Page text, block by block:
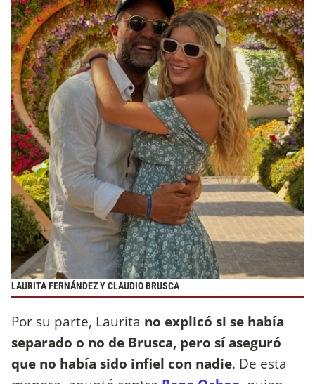
LAURITA FERNÁNDEZ Y CLAUDIO BRUSCA
Por su parte, Laurita no explicó si se había
separado o no de Brusca, pero sí aseguró
que no había sido infiel con nadie. De esta